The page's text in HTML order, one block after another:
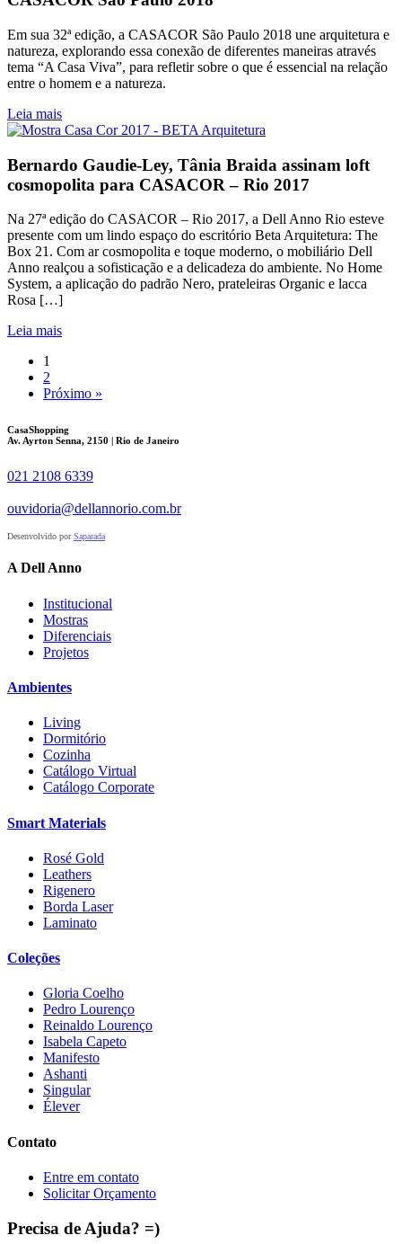
Em sua 32ª edição, a CASACOR São Paulo 2018 une arquitetura e
natureza, explorando essa conexão de diferentes maneiras através
tema “A Casa Viva”, para refletir sobre o que é essencial na relação
entre o homem e a natureza.
Leia mais
Bernardo Gaudie-Ley, Tânia Braida assinam loft
cosmopolita para CASACOR – Rio 2017
Na 27ª edição do CASACOR – Rio 2017, a Dell Anno Rio esteve
presente com um lindo espaço do escritório Beta Arquitetura: The
Box 21. Com ar cosmopolita e toque moderno, o mobiliário Dell
Anno realçou a sofisticação e a delicadeza do ambiente. No Home
System, a aplicação do padrão Nero, prateleiras Organic e lacca
Rosa […]
Leia mais
1
2
Próximo »
CasaShopping
Av. Ayrton Senna, 2150 | Rio de Janeiro
021 2108 6339
ouvidoria@dellannorio.com.br
Desenvolvido porSaparada
A Dell Anno
Institucional
Mostras
Diferenciais
Projetos
Ambientes
Living
Dormitório
Cozinha
Catálogo Virtual
Catálogo Corporate
Smart Materials
Rosé Gold
Leathers
Rigenero
Borda Laser
Laminato
Coleções
Gloria Coelho
Pedro Lourenço
Reinaldo Lourenço
Isabela Capeto
Manifesto
Ashanti
Singular
Élever
Contato
Entre em contato
Solicitar Orçamento
Precisa de Ajuda? =)